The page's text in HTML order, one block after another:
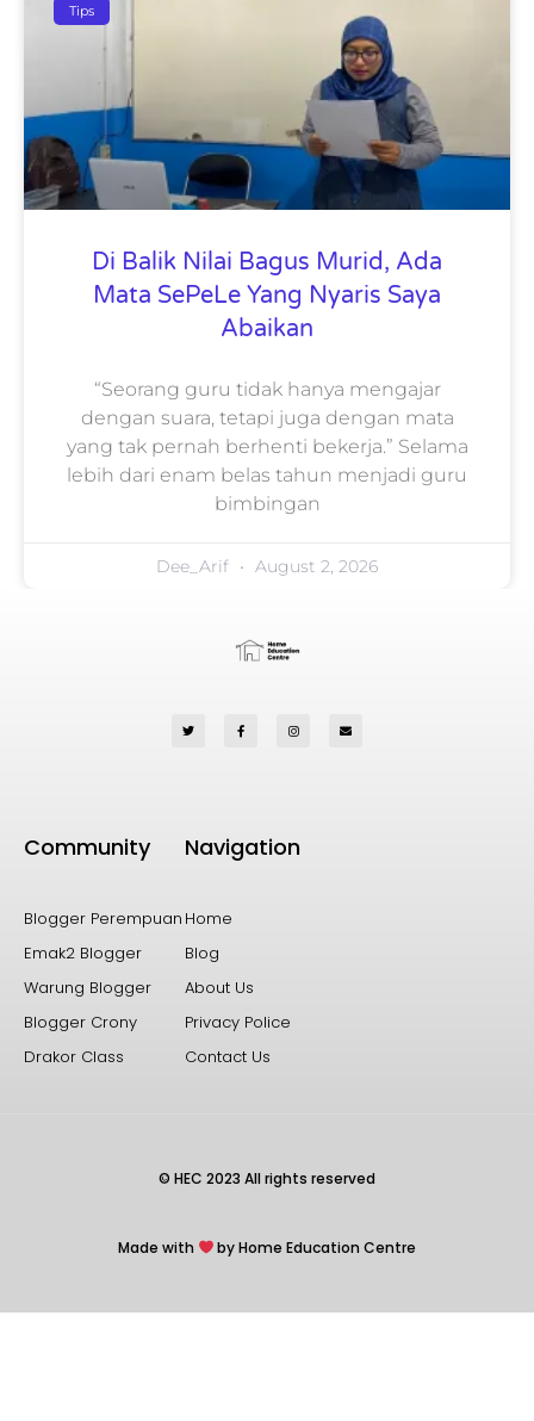
Tips
Di Balik Nilai Bagus Murid, Ada
Mata SePeLe Yang Nyaris Saya
Abaikan
“Seorang guru tidak hanya mengajar
dengan suara, tetapi juga dengan mata
yang tak pernah berhenti bekerja.” Selama
lebih dari enam belas tahun menjadi guru
bimbingan
Dee_Arif August 2, 2026
Community
Blogger Perempuan
Emak2 Blogger
Warung Blogger
Blogger Crony
Drakor Class
Navigation
Home
Blog
About Us
Privacy Police
Contact Us
© HEC 2023 All rights reserved
Made with by Home Education Centre